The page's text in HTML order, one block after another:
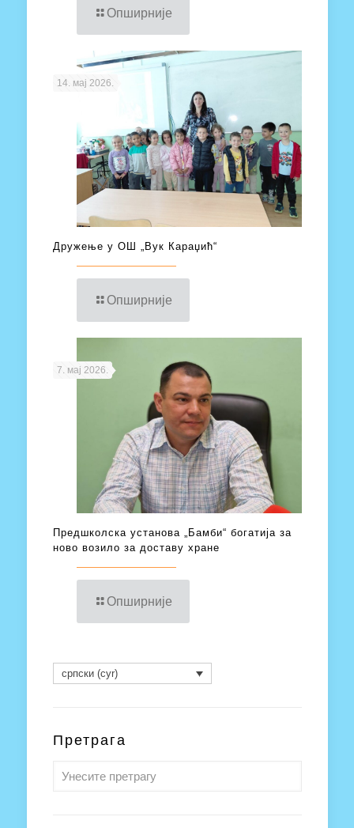
Опширније
14. мај 2026.
Дружење у ОШ „Вук Караџић“
Опширније
7. мај 2026.
Предшколска установа „Бамби“ богатија за
ново возило за доставу хране
Опширније
српски (cyr)
Претрага